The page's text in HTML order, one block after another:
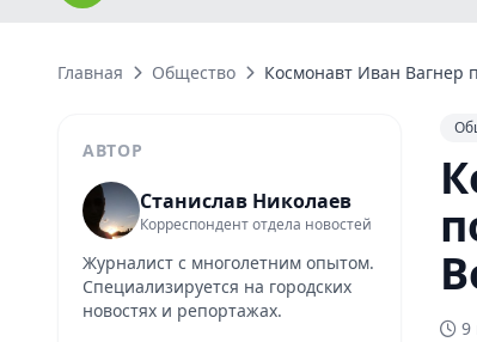
Главная Общество Космонавт Иван Вагнер
АВТОР
Станислав Николаев
Корреспондент отдела новостей
Журналист с многолетним опытом.
Специализируется на городских
новостях и репортажах.
9